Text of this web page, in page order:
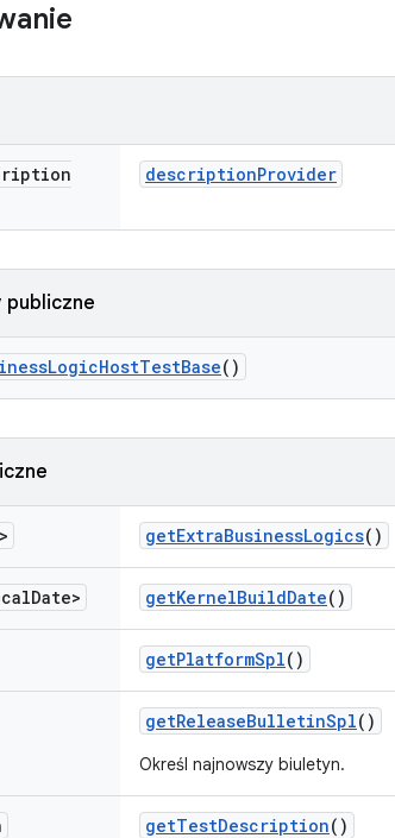
descriptionProvider
publiczne
LogicHostTestBase()
getExtraBusinessLogics()
Date> getKernelBuildDate()
getPlatformSpl()
getReleaseBulletinSpl()
Określ najnowszy biuletyn.
getTestDescription()